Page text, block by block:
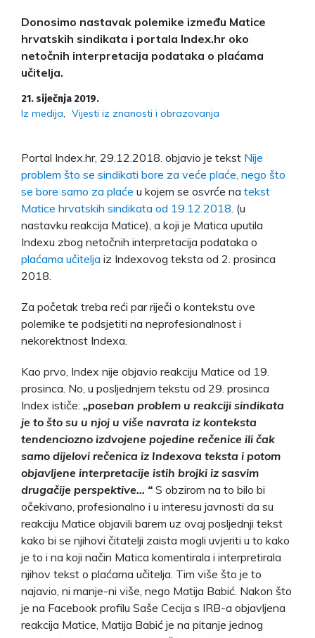
Donosimo nastavak polemike između Matice
hrvatskih sindikata i portala Index.hr oko
netočnih interpretacija podataka o plaćama
učitelja.
21. siječnja 2019.
Iz medija Vijesti iz znanosti i obrazovanja
Portal Index.hr, 29.12.2018. objavio je tekst Nije
problem što se sindikati bore za veće plaće, nego što
se bore samo za plaće u kojem se osvrće na tekst
Matice hrvatskih sindikata od 19.12.2018 . (u
nastavku reakcija Matice), a koji je Matica uputila
Indexu zbog netočnih interpretacija podataka o
plaćama učitelja iz Indexovog teksta od 2. prosinca
2018.
Za početak treba reći par riječi o kontekstu ove
polemike te podsjetiti na neprofesionalnost i
nekorektnost Indexa.
Kao prvo, Index nije objavio reakciju Matice od 19.
prosinca. No, u posljednjem tekstu od 29. prosinca
Index ističe: „poseban problem u reakciji sindikata
je to što su u njoj u više navrata iz konteksta
tendenciozno izdvojene pojedine rečenice ili čak
samo dijelovi rečenica iz Indexova teksta i potom
objavljene interpretacije istih brojki iz sasvim
drugačije perspektive… “ S obzirom na to bilo bi
očekivano, profesionalno i u interesu javnosti da su
reakciju Matice objavili barem uz ovaj posljednji tekst
kako bi se njihovi čitatelji zaista mogli uvjeriti u to kako
je to i na koji način Matica komentirala i interpretirala
njihov tekst o plaćama učitelja. Tim više što je to
najavio, ni manje-ni više, nego Matija Babić. Nakon što
je na Facebook profilu Saše Cecija s IRB-a objavljena
reakcija Matice, Matija Babić je na pitanje jednog